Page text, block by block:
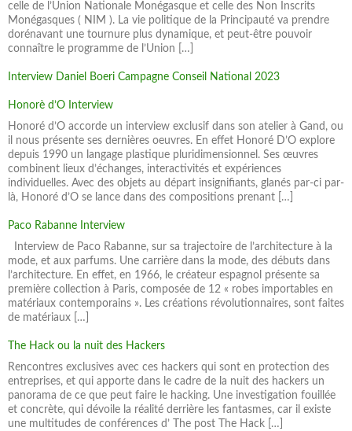
celle de l’Union Nationale Monégasque et celle des Non Inscrits
Monégasques ( NIM ). La vie politique de la Principauté va prendre
dorénavant une tournure plus dynamique, et peut-être pouvoir
connaître le programme de l’Union […]
Interview Daniel Boeri Campagne Conseil National 2023
Honorè d’O Interview
Honoré d’O accorde un interview exclusif dans son atelier à Gand, ou
il nous présente ses dernières oeuvres. En effet Honoré D’O explore
depuis 1990 un langage plastique pluridimensionnel. Ses œuvres
combinent lieux d’échanges, interactivités et expériences
individuelles. Avec des objets au départ insignifiants, glanés par-ci par-
là, Honoré d’O se lance dans des compositions prenant […]
Paco Rabanne Interview
Interview de Paco Rabanne, sur sa trajectoire de l’architecture à la
mode, et aux parfums. Une carrière dans la mode, des débuts dans
l’architecture. En effet, en 1966, le créateur espagnol présente sa
première collection à Paris, composée de 12 « robes importables en
matériaux contemporains ». Les créations révolutionnaires, sont faites
de matériaux […]
The Hack ou la nuit des Hackers
Rencontres exclusives avec ces hackers qui sont en protection des
entreprises, et qui apporte dans le cadre de la nuit des hackers un
panorama de ce que peut faire le hacking. Une investigation fouillée
et concrète, qui dévoile la réalité derrière les fantasmes, car il existe
une multitudes de conférences d’ The post The Hack […]